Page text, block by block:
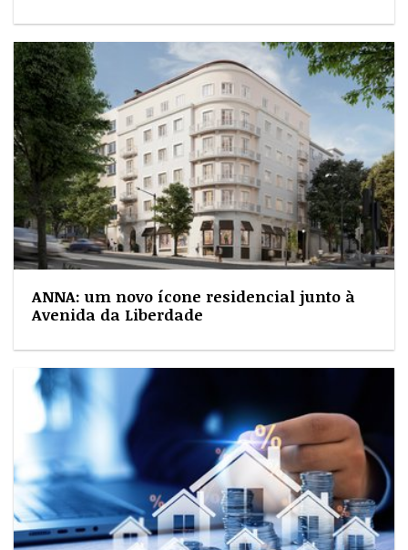
ANNA: um novo ícone residencial junto à
Avenida da Liberdade